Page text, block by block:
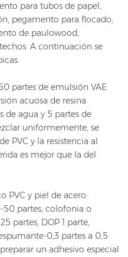
para tubos de papel,
pegamento para flocado,
de paulowood,
A continuación se
partes de emulsión VAE
acuosa de resina
de agua y 5 partes de
uniformemente, se
PVC y la resistencia al
es mejor que la del
PVC y piel de acero:
50 partes, colofonia o
partes, DOP 1 parte,
0,3 partes a 0,5
un adhesivo especial